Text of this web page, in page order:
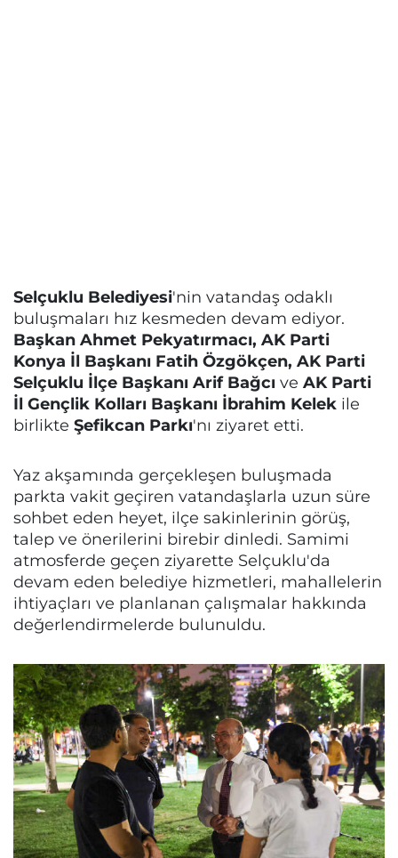
Selçuklu Belediyesi'nin vatandaş odaklı
buluşmaları hız kesmeden devam ediyor.
Başkan Ahmet Pekyatırmacı, AK Parti
Konya İl Başkanı Fatih Özgökçen, AK Parti
Selçuklu İlçe Başkanı Arif Bağcı ve AK Parti
İl Gençlik Kolları Başkanı İbrahim Kelek ile
birlikte Şefikcan Parkı'nı ziyaret etti.
Yaz akşamında gerçekleşen buluşmada
parkta vakit geçiren vatandaşlarla uzun süre
sohbet eden heyet, ilçe sakinlerinin görüş,
talep ve önerilerini birebir dinledi. Samimi
atmosferde geçen ziyarette Selçuklu'da
devam eden belediye hizmetleri, mahallelerin
ihtiyaçları ve planlanan çalışmalar hakkında
değerlendirmelerde bulunuldu.